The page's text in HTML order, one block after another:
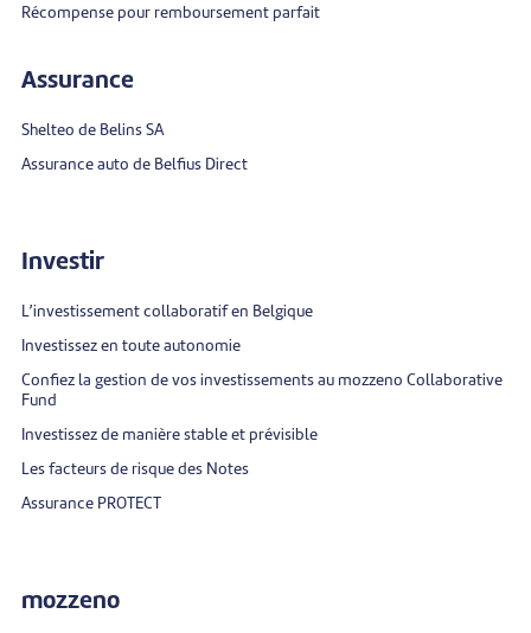
Récompense pour remboursement parfait
Assurance
Shelteo de Belins SA
Assurance auto de Belfius Direct
Investir
L’investissement collaboratif en Belgique
Investissez en toute autonomie
Confiez la gestion de vos investissements au mozzeno Collaborative
Fund
Investissez de manière stable et prévisible
Les facteurs de risque des Notes
Assurance PROTECT
mozzeno